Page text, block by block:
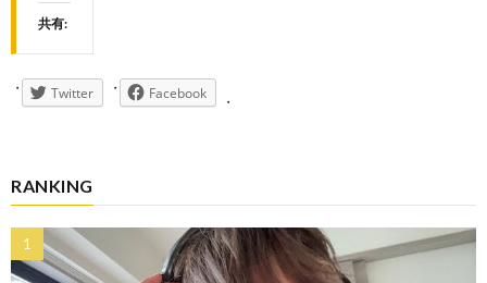
共有:
Twitter Facebook
RANKING